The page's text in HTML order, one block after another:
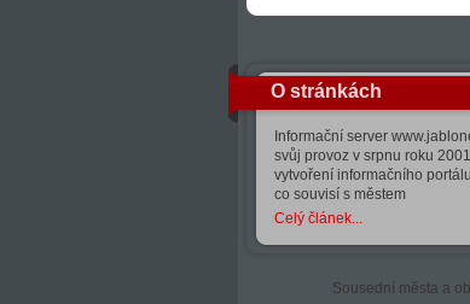
O stránkách
Informační server
svůj provoz v srpnu roku
vytvoření informačního
co souvisí s městem
Celý článek...
Sousední města a